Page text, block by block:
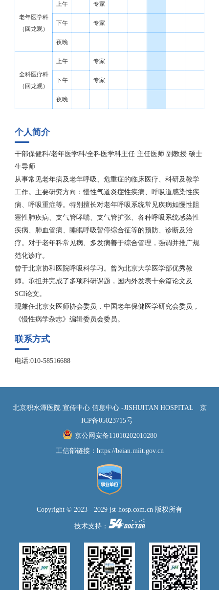
老年医学科
（回龙观）
上午 专家
下午 专家
夜晚
全科医疗科
（回龙观）
上午 专家
下午 专家
夜晚
个人简介
干部保健科/老年医学科/全科医学科主任 主任医师 副教授 硕士
生导师
从事常见老年病及老年呼吸、危重症的临床医疗、科研及教学
工作。主要研究方向：慢性气道炎症性疾病、呼吸道感染性疾
病、呼吸重症等。特别擅长对老年呼吸系统常见疾病如慢性阻
塞性肺疾病、支气管哮喘、支气管扩张、各种呼吸系统感染性
疾病、肺血管病、睡眠呼吸暂停综合征等的预防、诊断及治
疗。对于老年科常见病、多发病善于综合管理，强调并推广规
范化诊疗。
曾于北京协和医院呼吸科学习。曾为北京大学医学部优秀教
师。承担并完成了多项科研课题，国内外发表十余篇论文及
SCI论文。
现兼任北京女医师协会委员，中国老年保健医学研究会委员，
《慢性病学杂志》编辑委员会委员。
联系方式
电话:010-58516688
北京积水潭医院 宣传中心 信息中心 -JISHUITAN HOSPITAL
京
ICP备05023715号
京公网安备11010202010280
工信部链接： https://beian.miit.gov.cn
Copyright © 2023 - 2029 jst-hosp.com.cn 版权所有
技术支持：